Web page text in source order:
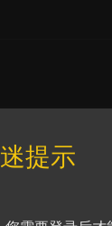
提示
术才能战胜对手
模式里需要你击